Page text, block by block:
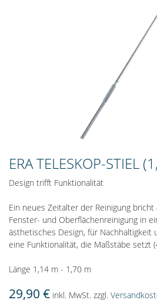
ERA TELESKOP-STIEL
Design trifft Funktionalität
Ein neues Zeitalter der Reinigung bricht
Fenster- und Oberflächenreinigung in
ästhetisches Design, für Nachhaltigkeit
eine Funktionalität, die Maßstäbe setzt
Länge 1,14 m - 1,70 m
29,90 € inkl. MwSt. zzgl.